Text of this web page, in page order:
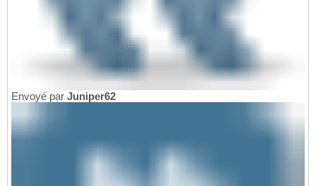
Envoyé par Juniper62